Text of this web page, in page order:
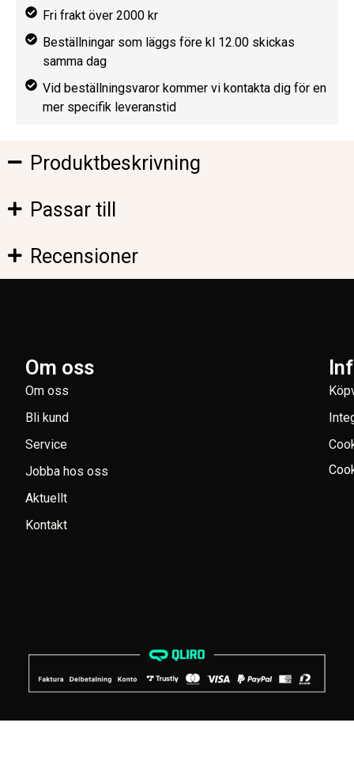
Fri frakt över 2000 kr
Beställningar som läggs före kl 12.00 skickas
samma dag
Vid beställningsvaror kommer vi kontakta dig för en
mer specifik leveranstid
Produktbeskrivning
Passar till
Recensioner
Om oss
Om oss
Bli kund
Service
Jobba hos oss
Aktuellt
Kontakt